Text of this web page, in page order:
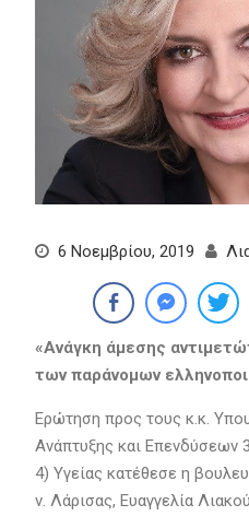
6 Νοεμβρίου, 2019
«Ανάγκη άμεσης
των παράνομων
Ερώτηση προς τους κ.κ.
Ανάπτυξης και Επενδύσεων
4) Υγείας κατέθεσε η
ν. Λάρισας, Ευαγγελία